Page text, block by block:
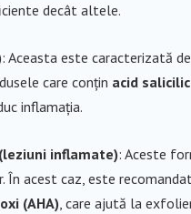
decât altele.
: Aceasta este caracterizată
care conțin acid salicilic
inflamația.
inflamate): Aceste
acest caz, este
(AHA), care ajută la